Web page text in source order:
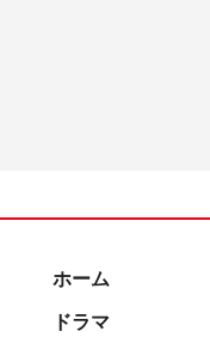
ホーム
ドラマ